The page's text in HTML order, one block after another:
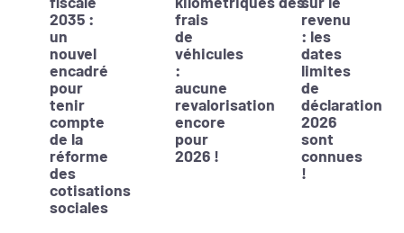
2035 :
un
nouvel
encadré
pour
tenir
compte
de la
réforme
des
cotisations
sociales
frais
de
véhicules
:
aucune
revalorisation
encore
pour
2026 !
revenu
: les
dates
limites
de
déclaration
2026
sont
connues
!